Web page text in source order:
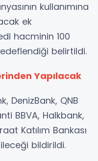
kullanımına
ek
hacminin 100
belirtildi.
Yapılacak
DenizBank, QNB
BBVA, Halkbank,
Katılım Bankası
bildirildi.